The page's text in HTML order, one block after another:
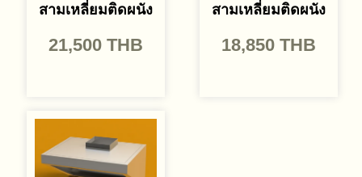
สามเหลี่ยมติดผนัง
21,500 THB
สามเหลี่ยมติดผนัง
18,850 THB